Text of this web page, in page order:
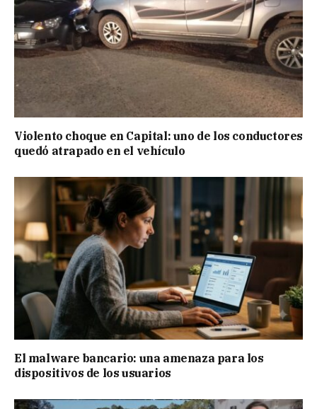
Violento choque en Capital: uno de los conductores
quedó atrapado en el vehículo
El malware bancario: una amenaza para los
dispositivos de los usuarios